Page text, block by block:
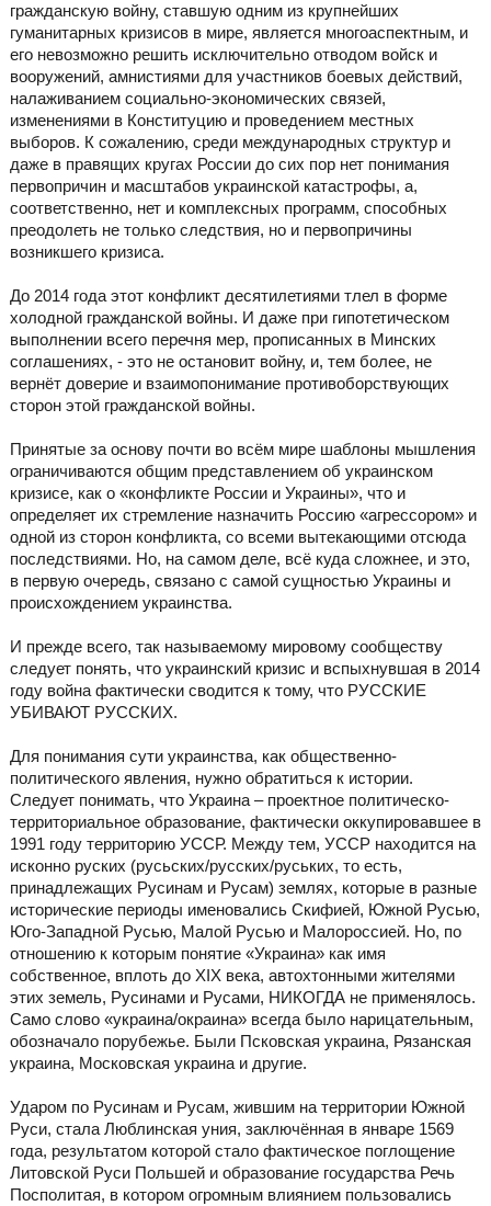
гражданскую войну, ставшую одним из крупнейших
гуманитарных кризисов в мире, является многоаспектным, и
его невозможно решить исключительно отводом войск и
вооружений, амнистиями для участников боевых действий,
налаживанием социально-экономических связей,
изменениями в Конституцию и проведением местных
выборов. К сожалению, среди международных структур и
даже в правящих кругах России до сих пор нет понимания
первопричин и масштабов украинской катастрофы, а,
соответственно, нет и комплексных программ, способных
преодолеть не только следствия, но и первопричины
возникшего кризиса.
До 2014 года этот конфликт десятилетиями тлел в форме
холодной гражданской войны. И даже при гипотетическом
выполнении всего перечня мер, прописанных в Минских
соглашениях, - это не остановит войну, и, тем более, не
вернёт доверие и взаимопонимание противоборствующих
сторон этой гражданской войны.
Принятые за основу почти во всём мире шаблоны мышления
ограничиваются общим представлением об украинском
кризисе, как о «конфликте России и Украины», что и
определяет их стремление назначить Россию «агрессором» и
одной из сторон конфликта, со всеми вытекающими отсюда
последствиями. Но, на самом деле, всё куда сложнее, и это,
в первую очередь, связано с самой сущностью Украины и
происхождением украинства.
И прежде всего, так называемому мировому сообществу
следует понять, что украинский кризис и вспыхнувшая в 2014
году война фактически сводится к тому, что РУССКИЕ
УБИВАЮТ РУССКИХ.
Для понимания сути украинства, как общественно-
политического явления, нужно обратиться к истории.
Следует понимать, что Украина – проектное политическо-
территориальное образование, фактически оккупировавшее в
1991 году территорию УССР. Между тем, УССР находится на
исконно руских (русьских/русских/руських, то есть,
принадлежащих Русинам и Русам) землях, которые в разные
исторические периоды именовались Скифией, Южной Русью,
Юго-Западной Русью, Малой Русью и Малороссией. Но, по
отношению к которым понятие «Украина» как имя
собственное, вплоть до ХІХ века, автохтонными жителями
этих земель, Русинами и Русами, НИКОГДА не применялось.
Само слово «украина/окраина» всегда было нарицательным,
обозначало порубежье. Были Псковская украина, Рязанская
украина, Московская украина и другие.
Ударом по Русинам и Русам, жившим на территории Южной
Руси, стала Люблинская уния, заключённая в январе 1569
года, результатом которой стало фактическое поглощение
Литовской Руси Польшей и образование государства Речь
Посполитая, в котором огромным влиянием пользовались